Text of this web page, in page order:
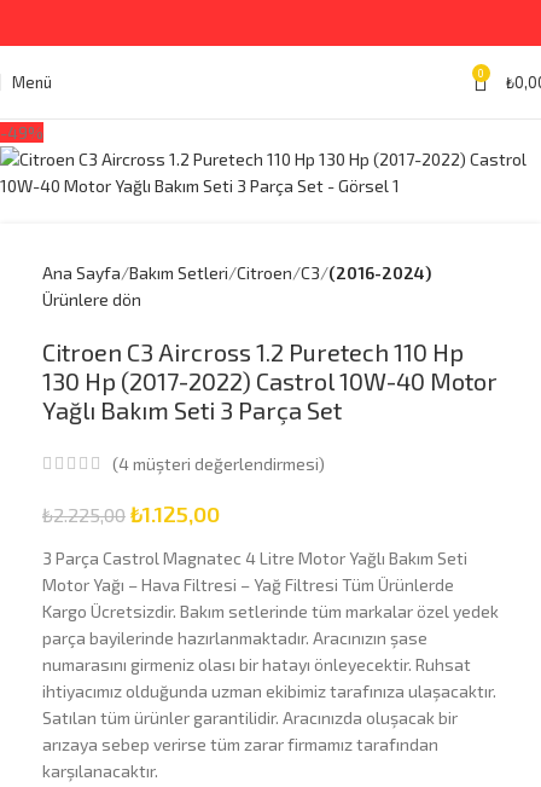
Menü 0 ₺
-49%
Ana Sayfa Bakım Setleri Citroen C3 (2016-2024)
Ürünlere dön
Citroen C3 Aircross 1.2 Puretech 110 Hp
130 Hp (2017-2022) Castrol 10W-40 Motor
Yağlı Bakım Seti 3 Parça Set
(4müşteri değerlendirmesi)
₺2.225,00 ₺1.125,00
3 Parça Castrol Magnatec 4 Litre Motor Yağlı Bakım Seti
Motor Yağı – Hava Filtresi – Yağ Filtresi Tüm Ürünlerde
Kargo Ücretsizdir. Bakım setlerinde tüm markalar özel yedek
parça bayilerinde hazırlanmaktadır. Aracınızın şase
numarasını girmeniz olası bir hatayı önleyecektir. Ruhsat
ihtiyacımız olduğunda uzman ekibimiz tarafınıza ulaşacaktır.
Satılan tüm ürünler garantilidir. Aracınızda oluşacak bir
arızaya sebep verirse tüm zarar firmamız tarafından
karşılanacaktır.